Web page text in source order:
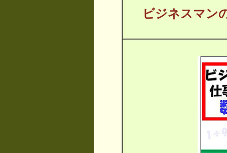
ビジネスマン